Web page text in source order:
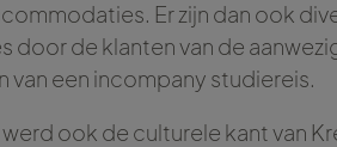
Er zijn dan ook
de klanten van de
van een incompany studiereis.
ook de culturele kant van